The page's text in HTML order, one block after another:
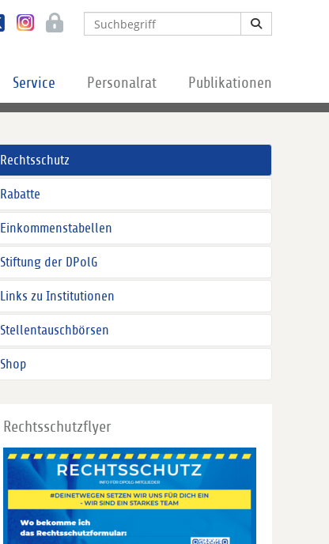
Service Personalrat Publikationen
Rechtsschutz
Rabatte
Einkommenstabellen
Stiftung der DPolG
Links zu Institutionen
Stellentauschbörsen
Shop
Rechtsschutzflyer